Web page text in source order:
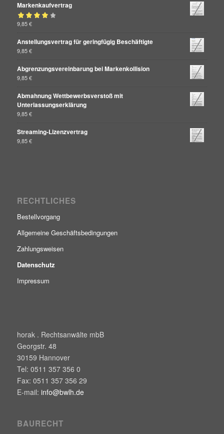
Markenkaufvertrag
Bewertet mit
9,85€
Anstellungsvertrag für geringfügig Beschäftigte
9,85€
Abgrenzungsvereinbarung bei Markenkollision
9,85€
Abmahnung Wettbewerbsverstoß mit
Unterlassungserklärung
9,85€
Streaming-Lizenzvertrag
9,85€
RECHTLICHES
Bestellvorgang
Allgemeine Geschäftsbedingungen
Zahlungsweisen
Datenschutz
Impressum
horak . Rechtsanwälte mbB
Georgstr. 48
30159 Hannover
Tel: 0511 357 356 0
Fax: 0511 357 356 29
E-mail: info@bwlh.de
BAURECHT